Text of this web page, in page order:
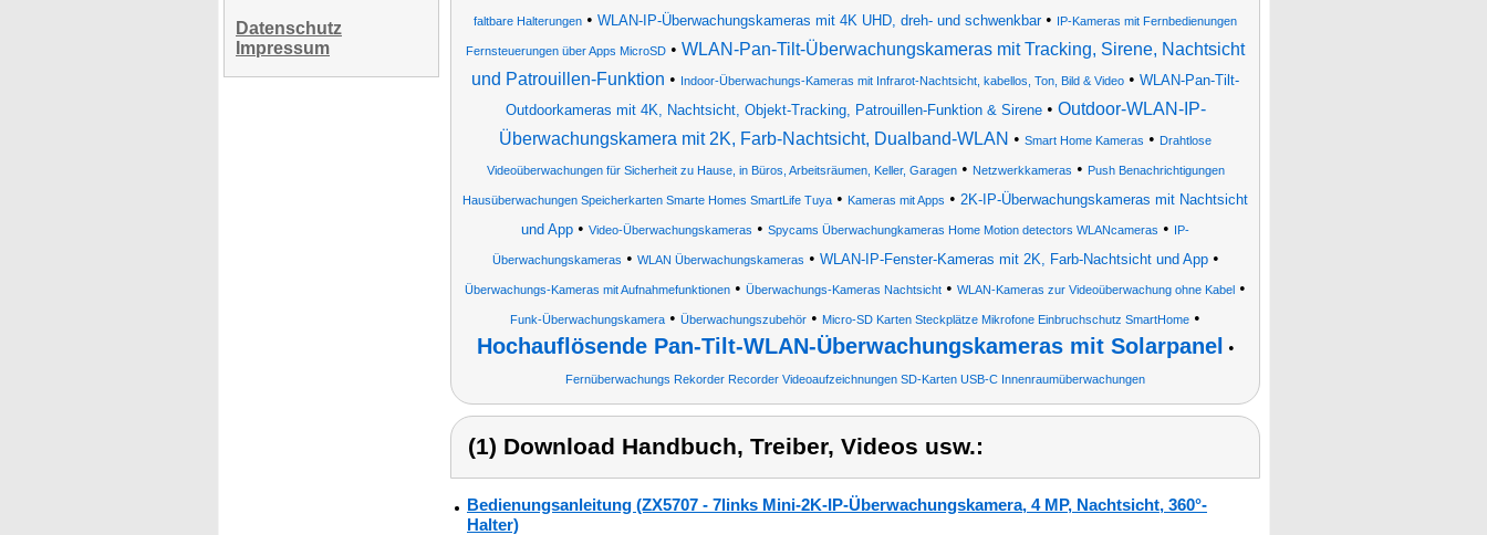
Datenschutz
Impressum
faltbare Halterungen • WLAN-IP-Überwachungskameras mit 4K UHD, dreh- und schwenkbar• IP-Kameras mit Fernbedienungen
Fernsteuerungen über Apps MicroSD • WLAN-Pan-Tilt-Überwachungskameras mit Tracking, Sirene, Nachtsicht
und Patrouillen-Funktion • Indoor-Überwachungs-Kameras mit Infrarot-Nachtsicht, kabellos, Ton, Bild & Video • WLAN-Pan-Tilt-
Outdoorkameras mit 4K, Nachtsicht, Objekt-Tracking, Patrouillen-Funktion & Sirene• Outdoor-WLAN-IP-
Überwachungskamera mit 2K, Farb-Nachtsicht, Dualband-WLAN • Smart Home Kameras • Drahtlose
Videoüberwachungen für Sicherheit zu Hause, in Büros, Arbeitsräumen, Keller, Garagen• Netzwerkkameras • Push Benachrichtigungen
Hausüberwachungen Speicherkarten Smarte Homes SmartLife Tuya • Kameras mit Apps • 2K-IP-Überwachungskameras mit Nachtsicht
und App • Video-Überwachungskameras • Spycams Überwachungkameras Home Motion detectors WLANcameras • IP-
Überwachungskameras • WLAN Überwachungskameras • WLAN-IP-Fenster-Kameras mit 2K, Farb-Nachtsicht und App•
Überwachungs-Kameras mit Aufnahmefunktionen • Überwachungs-Kameras Nachtsicht • WLAN-Kameras zur Videoüberwachung ohne Kabel •
Funk-Überwachungskamera • Überwachungszubehör • Micro-SD Karten Steckplätze Mikrofone Einbruchschutz SmartHome •
Hochauflösende Pan-Tilt-WLAN-Überwachungskameras mit Solarpanel •
Fernüberwachungs Rekorder Recorder Videoaufzeichnungen SD-Karten USB-C Innenraumüberwachungen
(1) Download Handbuch, Treiber, Videos usw.:
Bedienungsanleitung (ZX5707 - 7links Mini-2K-IP-Überwachungskamera, 4 MP, Nachtsicht, 360°-
Halter)